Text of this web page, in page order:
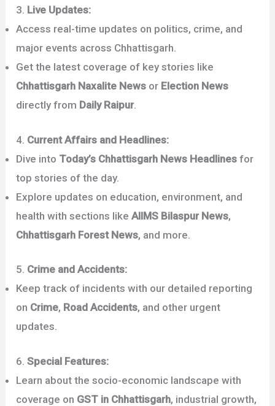
3. Live Updates:
Access real-time updates on politics, crime, and
major events across Chhattisgarh.
Get the latest coverage of key stories like
Chhattisgarh Naxalite News or Election News
directly from Daily Raipur.
4. Current Affairs and Headlines:
Dive into Today’s Chhattisgarh News Headlines for
top stories of the day.
Explore updates on education, environment, and
health with sections likeAIIMS Bilaspur News,
Chhattisgarh Forest News, and more.
5. Crime and Accidents:
Keep track of incidents with our detailed reporting
on Crime, Road Accidents, and other urgent
updates.
6.Special Features:
Learn about the socio-economic landscape with
coverage on GST in Chhattisgarh, industrial growth,